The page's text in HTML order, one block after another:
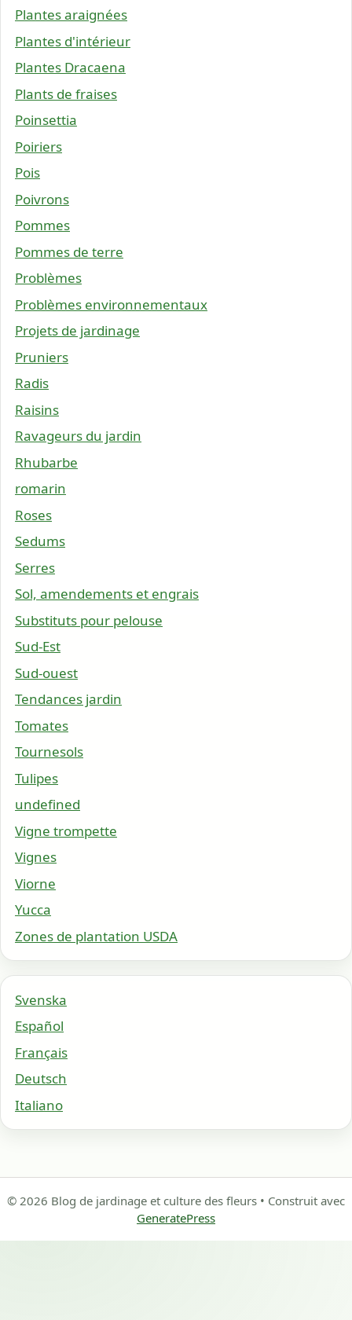
Plantes araignées
Plantes d'intérieur
Plantes Dracaena
Plants de fraises
Poinsettia
Poiriers
Pois
Poivrons
Pommes
Pommes de terre
Problèmes
Problèmes environnementaux
Projets de jardinage
Pruniers
Radis
Raisins
Ravageurs du jardin
Rhubarbe
romarin
Roses
Sedums
Serres
Sol, amendements et engrais
Substituts pour pelouse
Sud-Est
Sud-ouest
Tendances jardin
Tomates
Tournesols
Tulipes
undefined
Vigne trompette
Vignes
Viorne
Yucca
Zones de plantation USDA
Svenska
Español
Français
Deutsch
Italiano
© 2026 Blog de jardinage et culture des fleurs • Construit avec
GeneratePress